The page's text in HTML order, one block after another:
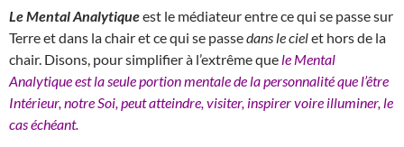
Le Mental Analytiqueest le médiateur entre ce qui se passe sur
Terre et dans la chair et ce qui se passedans le cielet hors de la
chair. Disons, pour simplifier à l’extrême que le Mental
Analytique est la seule portion mentale de la personnalité que l’être
Intérieur, notre Soi, peut atteindre, visiter, inspirer voire illuminer, le
cas échéant.